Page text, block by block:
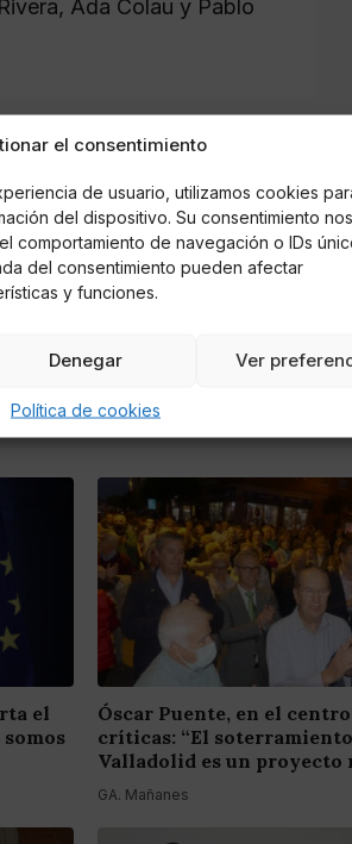
el consentimiento
de usuario, utilizamos cookies
del dispositivo. Su consentimiento nos
comportamiento de navegación o IDs
del consentimiento pueden afectar
y funciones.
Denegar Ver
Política de cookies
Ada Colau y Pablo
el
Óscar Puente, en el
críticas: “El
Valladolid es un proyecto
GA. Mañanes